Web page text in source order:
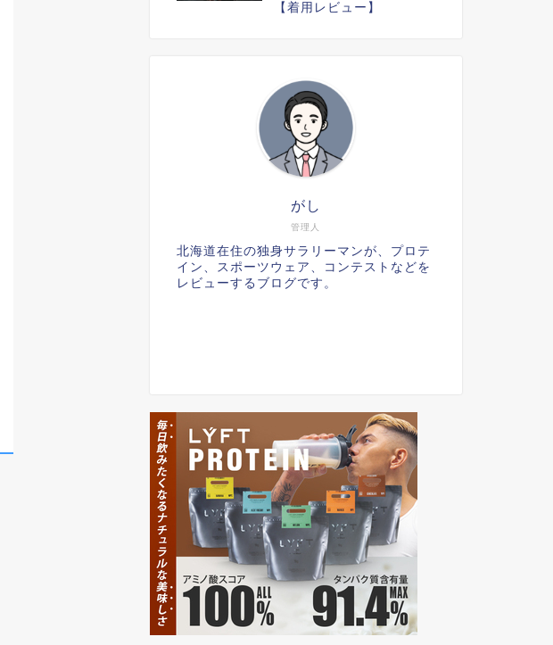
【着用レビュー】
管理人
がし
北海道在住の独身サラリーマンが、プロテ
イン、スポーツウェア、コンテストなどを
レビューするブログです。